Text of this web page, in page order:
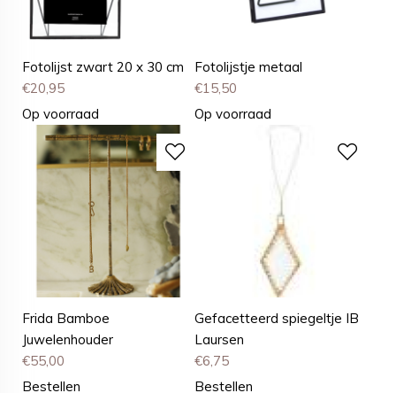
Fotolijst zwart 20 x 30 cm
€20,95
Op voorraad
Fotolijstje metaal
€15,50
Op voorraad
Frida Bamboe
Juwelenhouder
€55,00
Bestellen
Gefacetteerd spiegeltje IB
Laursen
€6,75
Bestellen